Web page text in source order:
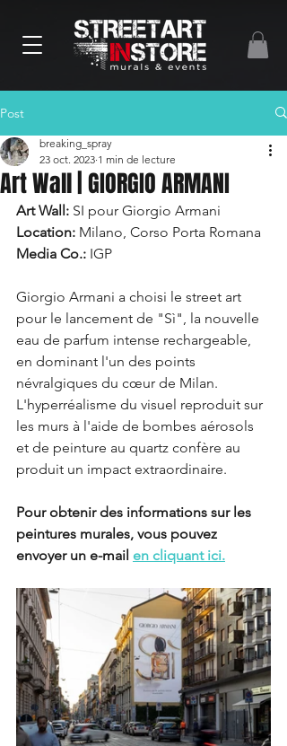
Post
Art Wall | GIORGIO ARMANI
breaking_spray
23 oct. 2023 1 min de lecture
Art Wall: SI pour Giorgio Armani
Location: Milano, Corso Porta Romana
Media Co.: IGP
Giorgio Armani a choisi le street art
pour le lancement de "Sì", la nouvelle
eau de parfum intense rechargeable,
en dominant l'un des points
névralgiques du cœur de Milan.
L'hyperréalisme du visuel reproduit sur
les murs à l'aide de bombes aérosols
et de peinture au quartz confère au
produit un impact extraordinaire.
Pour obtenir des informations sur les
peintures murales, vous pouvez
envoyer un e-mail en cliquant ici.